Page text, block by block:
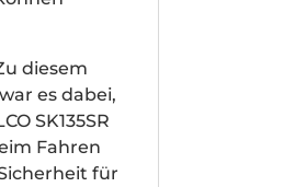
diesem
es dabei,
SK135SR
Fahren
für